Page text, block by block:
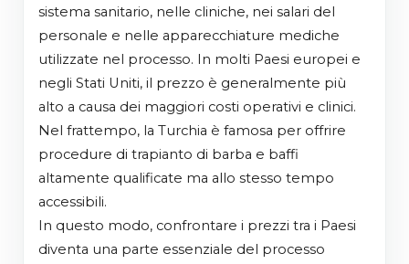
sistema sanitario, nelle cliniche, nei salari del
personale e nelle apparecchiature mediche
utilizzate nel processo. In molti Paesi europei e
negli Stati Uniti, il prezzo è generalmente più
alto a causa dei maggiori costi operativi e clinici.
Nel frattempo, la Turchia è famosa per offrire
procedure di trapianto di barba e baffi
altamente qualificate ma allo stesso tempo
accessibili.
In questo modo, confrontare i prezzi tra i Paesi
diventa una parte essenziale del processo